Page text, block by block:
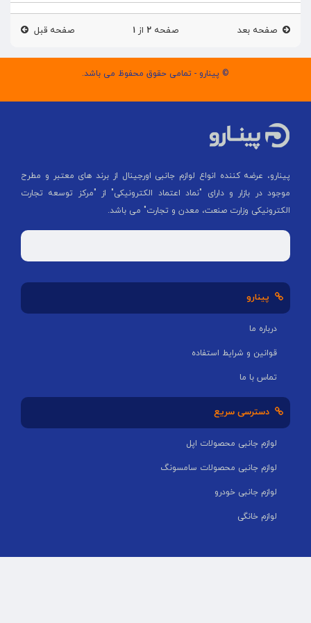
صفحه بعد صفحه ۲ از ۱ صفحه قبل
© پینارو - تمامی حقوق محفوظ می باشد.
پینارو، عرضه کننده انواع لوازم جانبی اورجینال از برند های معتبر و مطرح
موجود در بازار و دارای "نماد اعتماد الکترونیکی" از "مركز توسعه تجارت
الكترونیكی وزارت صنعت، معدن و تجارت" می باشد.
پینارو
درباره ما
قوانین و شرایط استفاده
تماس با ما
دسترسی سریع
لوازم جانبی محصولات اپل
لوازم جانبی محصولات سامسونگ
لوازم جانبی خودرو
لوازم خانگی